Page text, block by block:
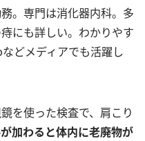
。専門は消化器内科。多
にも詳しい。わかりやす
どメディアでも活躍し
を使った検査で、肩こり
加わると体内に老廃物が